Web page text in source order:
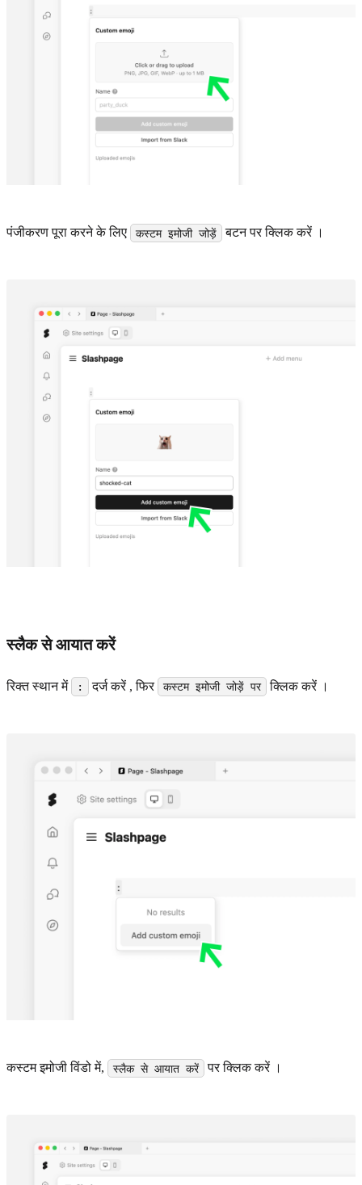
पंजीकरण पूरा करने के लिए कस्टम इमोजी जोड़ें बटन पर क्लिक करें ।
स्लैक से आयात करें
रिक्त स्थान में : दर्ज करें , फिर कस्टम इमोजी जोड़ें पर क्लिक करें ।
कस्टम इमोजी विंडो में, स्लैक से आयात करें पर क्लिक करें ।